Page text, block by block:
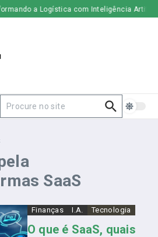
a Logística com Inteligência Artificial
SaaS
Finanças I.A. Tecnologia
O que é SaaS, quais